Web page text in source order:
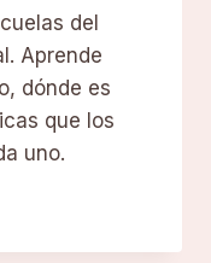
del
Aprende
dónde es
que los
uno.